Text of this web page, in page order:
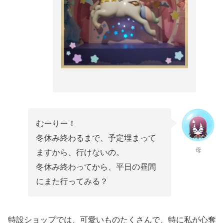
むーりー！
冬休み終わるまで、予定埋まって
ますから、行けないの。
冬休み終わってから、平日の昼間
にまた行ってみる？
母
特設ショップでは、可愛いものたくさんで、特に私が心奪